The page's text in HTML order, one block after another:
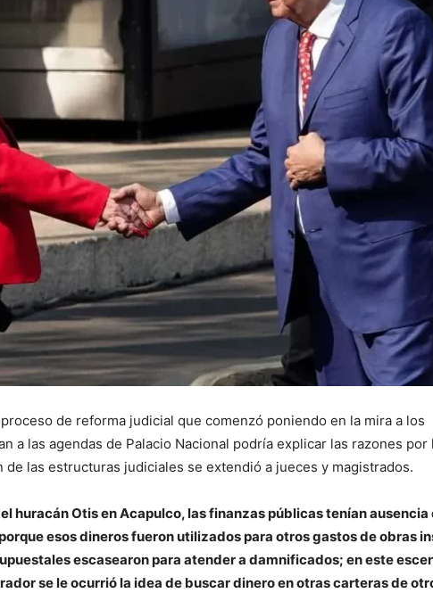
de reforma judicial que comenzó poniendo en la mira a los
a las agendas de Palacio Nacional podría explicar las razones por
de las estructuras judiciales se extendió a jueces y magistrados.
huracán Otis en Acapulco, las finanzas públicas tenían ausencia
esos dineros fueron utilizados para otros gastos de obras
escasearon para atender a damnificados; en este
se le ocurrió la idea de buscar dinero en otras carteras de